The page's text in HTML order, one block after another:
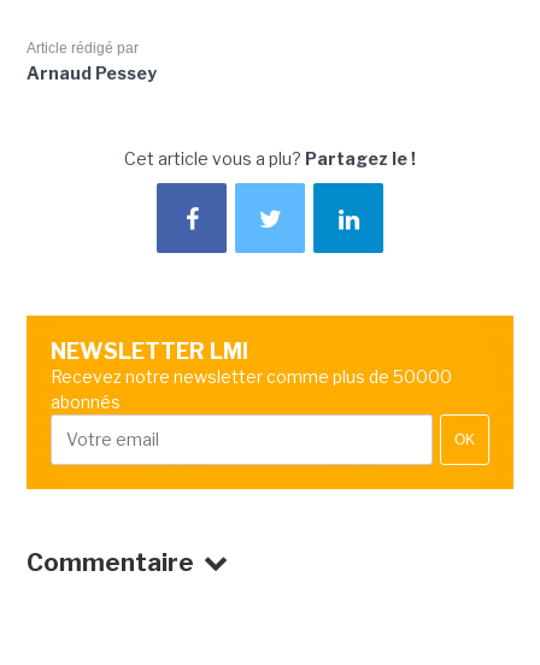
Article rédigé par
Arnaud Pessey
Cet article vous a plu? Partagez le !
NEWSLETTER LMI
Recevez notre newsletter comme plus de 50000
abonnés
OK
Commentaire